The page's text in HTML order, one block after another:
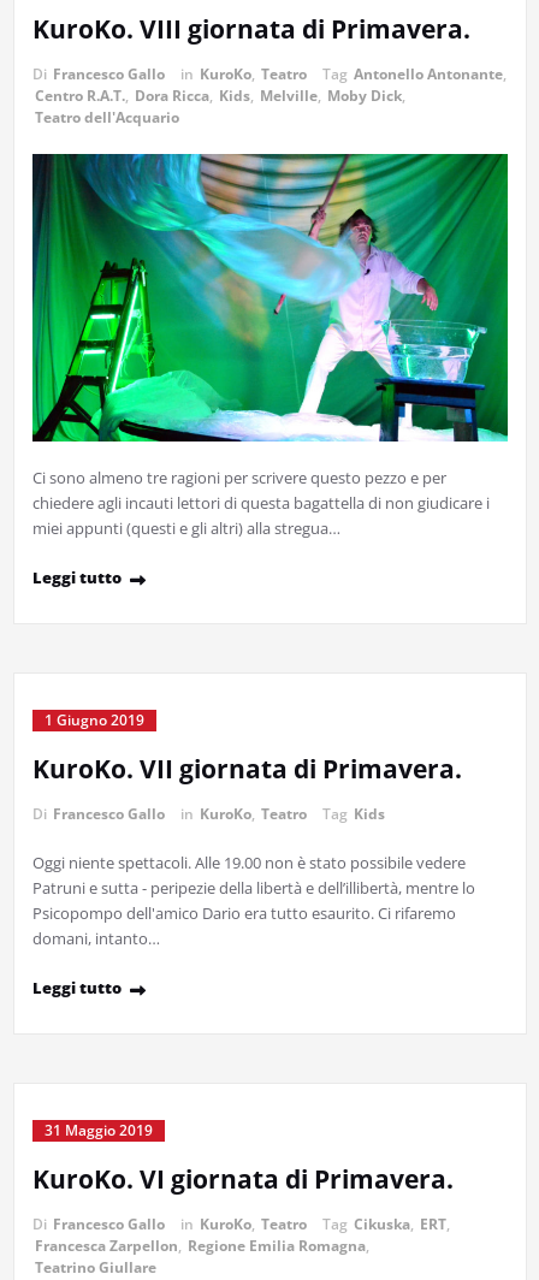
KuroKo. VIII giornata di Primavera.
Di Francesco Gallo in KuroKo, Teatro Tag Antonello Antonante,
Centro R.A.T., Dora Ricca, Kids, Melville, Moby Dick,
Teatro dell'Acquario
Ci sono almeno tre ragioni per scrivere questo pezzo e per
chiedere agli incauti lettori di questa bagattella di non giudicare i
miei appunti (questi e gli altri) alla stregua…
Leggi tutto
1 Giugno 2019
KuroKo. VII giornata di Primavera.
Di Francesco Gallo in KuroKo, Teatro Tag Kids
Oggi niente spettacoli. Alle 19.00 non è stato possibile vedere
Patruni e sutta - peripezie della libertà e dell’illibertà, mentre lo
Psicopompo dell'amico Dario era tutto esaurito. Ci rifaremo
domani, intanto…
Leggi tutto
31 Maggio 2019
KuroKo. VI giornata di Primavera.
Di Francesco Gallo in KuroKo, Teatro Tag Cikuska, ERT,
Francesca Zarpellon, Regione Emilia Romagna,
Teatrino Giullare